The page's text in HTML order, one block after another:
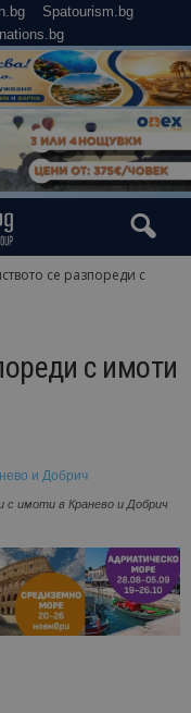
Spatourism.bg
се разпореди с
с имоти
с имоти в Кранево и Добрич